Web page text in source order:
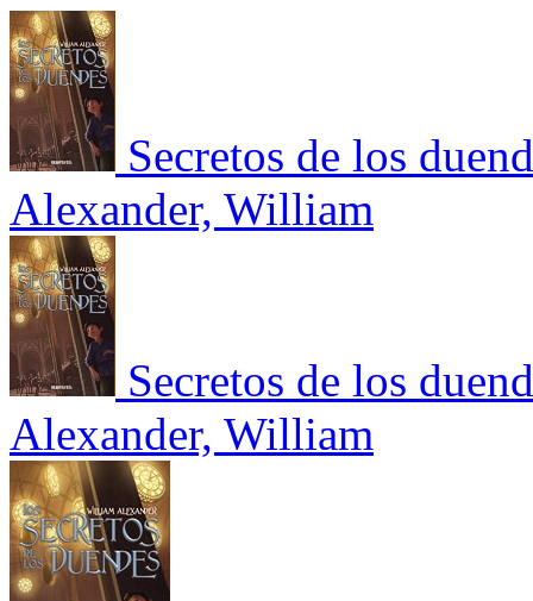
Secretos de los
Alexander, William
Secretos de los
Alexander, William